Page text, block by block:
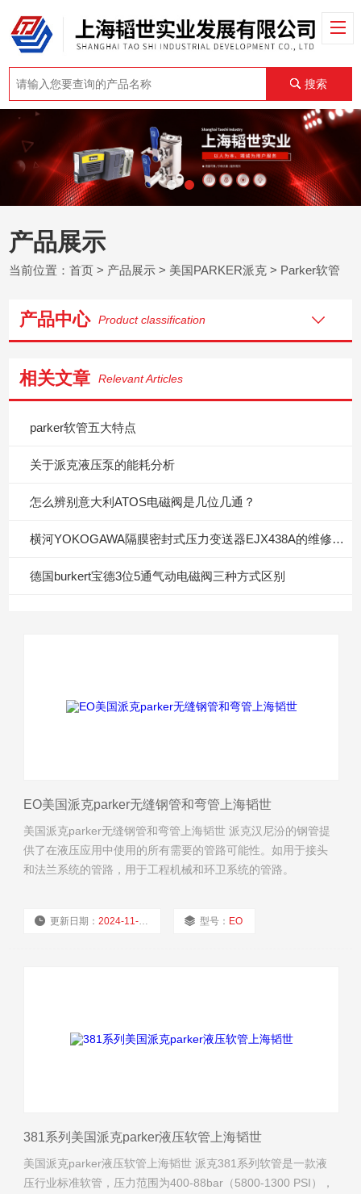
搜索
产品展示
当前位置：首页 > 产品展示 > 美国PARKER派克 > Parker软管
产品中心 Product classification
相关文章 Relevant Articles
parker软管五大特点
关于派克液压泵的能耗分析
怎么辨别意大利ATOS电磁阀是几位几通？
横河YOKOGAWA隔膜密封式压力变送器EJX438A的维修与保养
德国burkert宝德3位5通气动电磁阀三种方式区别
EO美国派克parker无缝钢管和弯管上海韬世
美国派克parker无缝钢管和弯管上海韬世 派克汉尼汾的钢管提
供了在液压应用中使用的所有需要的管路可能性。如用于接头
和法兰系统的管路，用于工程机械和环卫系统的管路。
更新日期：2024-11-21 型号： EO
381系列美国派克parker液压软管上海韬世
美国派克parker液压软管上海韬世 派克381系列软管是一款液
压行业标准软管，压力范围为400-88bar（5800-1300 PSI），